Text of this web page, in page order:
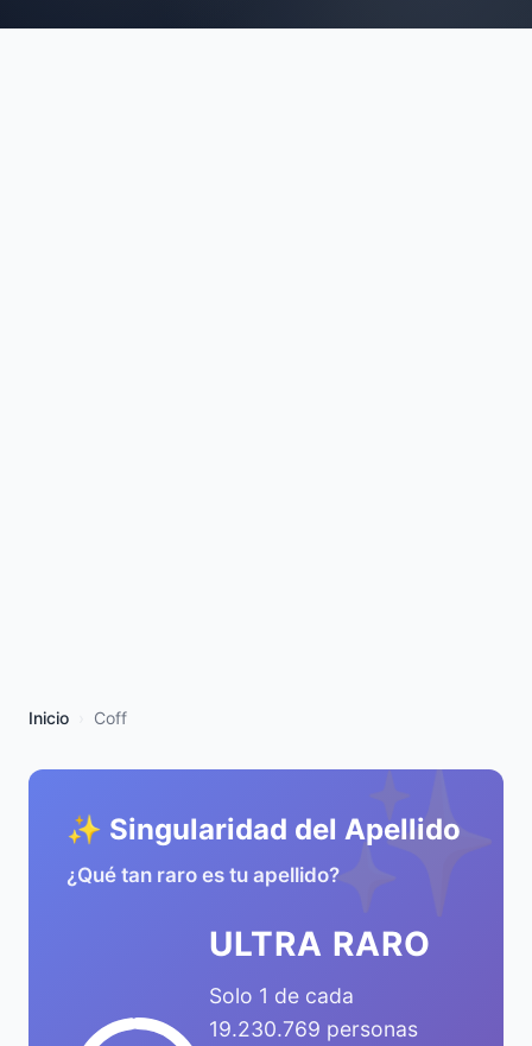
Inicio Coff
✨
✨ Singularidad del Apellido
¿Qué tan raro es tu apellido?
ULTRA RARO
Solo 1 de cada
19.230.769 personas